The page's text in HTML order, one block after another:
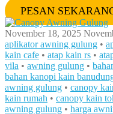
PESAN
November 18, 2025
aplikator awning gulung •
kain cafe • atap kain rs •
vila • awning gulung •
bahan kanopi kain
awning gulung • canopy
kain rumah • canopy kain
awning gulung • harga